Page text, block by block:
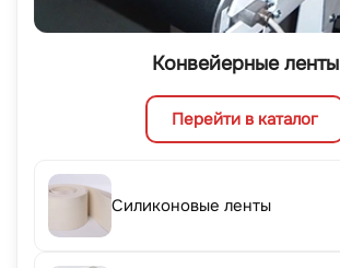
Конвейерные ленты
Перейти в каталог
Силиконовые ленты